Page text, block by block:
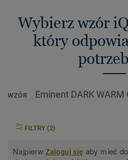
Wybierz wzór
który
WZÓR Eminent DARK WARM
FILTRY (2)
NajpierwZaloguj się aby mieć